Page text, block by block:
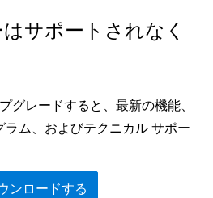
サポートされなく
レードすると、最新の機能、
ム、およびテクニカル サポー
ンロードする